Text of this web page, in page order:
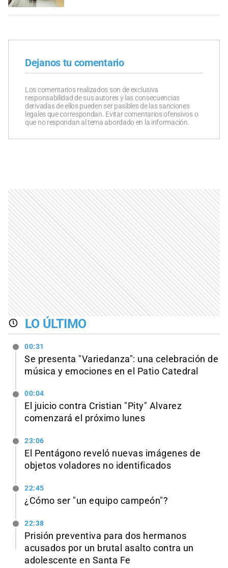
Dejanos tu comentario
Los comentarios realizados son de exclusiva
responsabilidad de sus autores y las consecuencias
derivadas de ellos pueden ser pasibles de las sanciones
legales que correspondan. Evitar comentarios ofensivos o
que no respondan al tema abordado en la información.
LO ÚLTIMO
00:31
Se presenta "Variedanza": una celebración de
música y emociones en el Patio Catedral
00:04
El juicio contra Cristian "Pity" Alvarez
comenzará el próximo lunes
23:06
El Pentágono reveló nuevas imágenes de
objetos voladores no identificados
22:45
¿Cómo ser "un equipo campeón"?
22:38
Prisión preventiva para dos hermanos
acusados por un brutal asalto contra un
adolescente en Santa Fe